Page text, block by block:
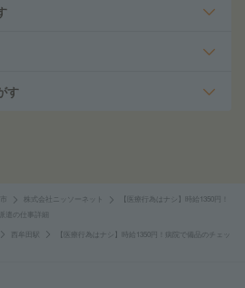
す
株式会社ニッソーネット
【医療行為はナシ】時給1350円！
遣の仕事詳細
西牟田駅
【医療行為はナシ】時給1350円！病院で備品のチェッ